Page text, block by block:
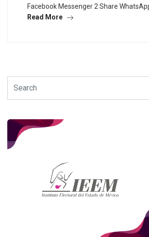
Facebook Messenger 2 Share
Read More